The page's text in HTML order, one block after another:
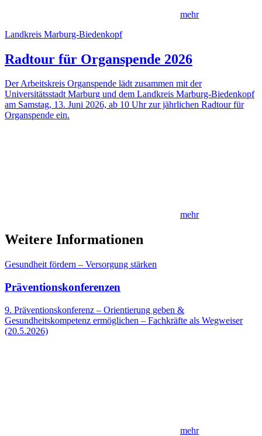
mehr
Landkreis Marburg-Biedenkopf
Radtour für Organspende 2026
Der Arbeitskreis Organspende lädt zusammen mit der
Universitätsstadt Marburg und dem Landkreis Marburg-Biedenkopf
am Samstag, 13. Juni 2026, ab 10 Uhr zur jährlichen Radtour für
Organspende ein.
mehr
Weitere Informationen
Gesundheit fördern – Versorgung stärken
Präventionskonferenzen
9. Präventionskonferenz – Orientierung geben &
Gesundheitskompetenz ermöglichen – Fachkräfte als Wegweiser
(20.5.2026)
mehr